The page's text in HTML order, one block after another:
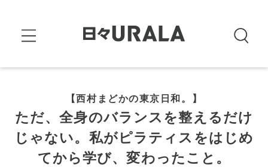
【西村まどかの東京日和。】
ただ、全身のバランスを整えるだけ
じゃない。私がピラティスをはじめ
てから学び、変わったこと。